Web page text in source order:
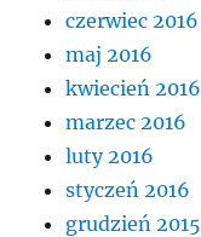
czerwiec 2016
maj 2016
kwiecień 2016
marzec 2016
luty 2016
styczeń 2016
grudzień 2015